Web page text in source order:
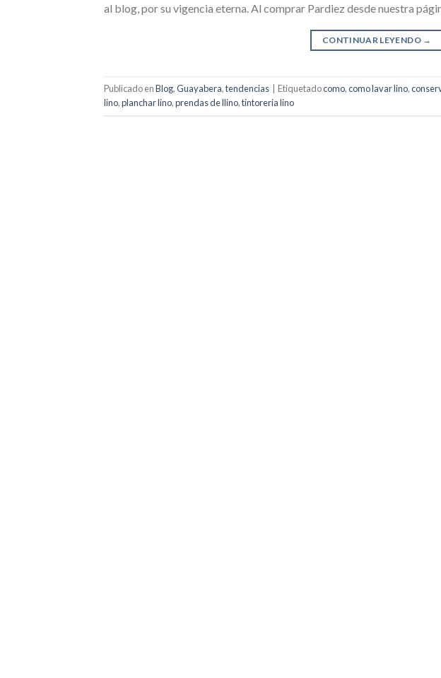
al blog, por su vigencia eterna. Al comprar Pardiez desde nuestra
CONTINUAR LEYENDO →
Publicado enBlog,Guayabera,tendencias Etiquetadocomo,como lavar lino,
lino,planchar lino,prendas de llino,tintoreria lino